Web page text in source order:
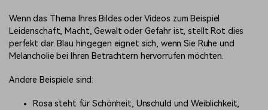
Wenn das Thema Ihres Bildes oder Videos zum Beispiel
Leidenschaft, Macht, Gewalt oder Gefahr ist, stellt Rot dies
perfekt dar. Blau hingegen eignet sich, wenn Sie Ruhe und
Melancholie bei Ihren Betrachtern hervorrufen möchten.
Andere Beispiele sind:
Rosa steht für Schönheit, Unschuld und Weiblichkeit,